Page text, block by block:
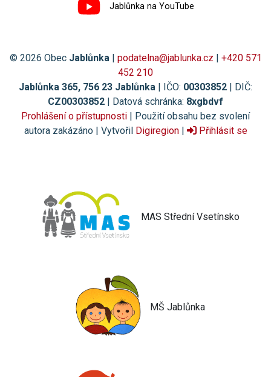
Jablůnka na YouTube
© 2026 Obec Jablůnka | podatelna@jablunka.cz | +420 571
452 210
Jablůnka 365, 756 23 Jablůnka | IČO: 00303852 | DIČ:
CZ00303852 | Datová schránka: 8xgbdvf
Prohlášení o přístupnosti | Použití obsahu bez svolení
autora zakázáno | Vytvořil Digiregion| Přihlásit se
MAS Střední Vsetínsko
MŠ Jablůnka